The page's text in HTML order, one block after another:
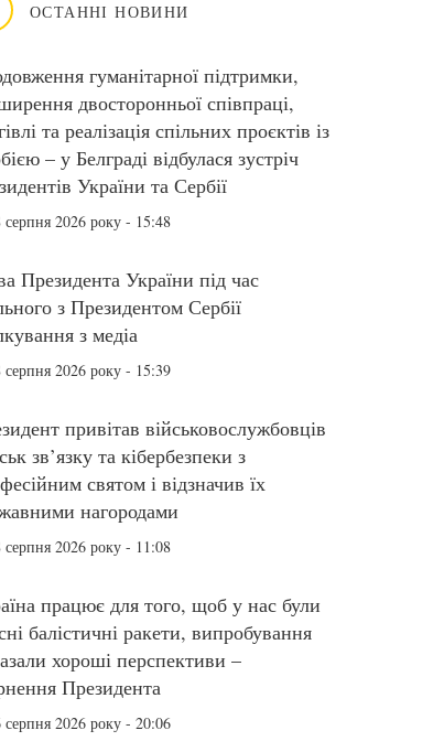
ОСТАННІ НОВИНИ
гуманітарної підтримки,
двосторонньої співпраці,
та реалізація спільних проєктів із
– у Белграді відбулася зустріч
України та Сербії
серпня 2026 року - 15:48
Президента України під час
з Президентом Сербії
з медіа
серпня 2026 року - 15:39
привітав військовослужбовців
зв’язку та кібербезпеки з
святом і відзначив їх
нагородами
серпня 2026 року - 11:08
працює для того, щоб у нас були
балістичні ракети, випробування
хороші перспективи –
Президента
серпня 2026 року - 20:06